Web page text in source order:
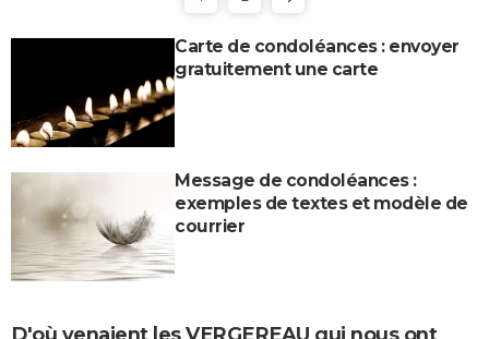
Carte de condoléances : envoyer
gratuitement une carte
Message de condoléances :
exemples de textes et modèle de
courrier
D'où venaient les VERGEREAU qui nous ont